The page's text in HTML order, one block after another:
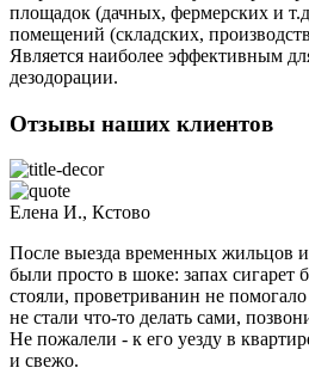
площадок (дачных, фермерских и
помещений (складских,
Является наиболее эффективным
дезодорации.
Отзывы наших клиентов
Елена И., Кстово
После выезда временных жильцов
были просто в шоке: запах сигарет
стояли, проветриванин не
не стали что-то делать сами,
Не пожалели - к его уезду в
и свежо.